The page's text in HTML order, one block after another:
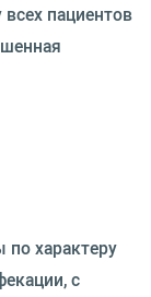
пациентов
характеру
с